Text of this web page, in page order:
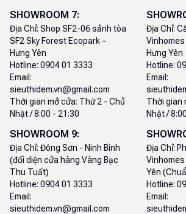
SHOWROOM 7:
Địa Chỉ: Shop SF2-06 sảnh tòa
SF2 Sky Forest Ecopark –
Hưng Yên
Hotline: 0904 01 3333
Email:
sieuthidem.vn@gmail.com
Thời gian mở cửa: Thứ 2 - Chủ
Nhật / 8:00 - 21:30
Địa Chỉ:
Hưng Yên
Hotline:
Email:
Thời gian
Nhật /
SHOWROOM 9:
Địa Chỉ: Đông Sơn - Ninh Bình
(đối diện cửa hàng Vàng Bạc
Thu Tuất)
Hotline: 0904 01 3333
Email:
sieuthidem.vn@gmail.com
Địa Chỉ:
Vinhomes
Yên
Hotline:
Email: